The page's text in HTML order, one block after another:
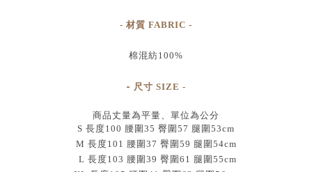
- 材質 FABRIC -
棉混紡100%
- 尺寸 SIZE -
商品丈量為平量、單位為公分
S 長度100 腰圍35 臀圍57 腿圍53cm
M 長度101 腰圍37 臀圍59 腿圍54cm
L 長度103 腰圍39 臀圍61 腿圍55cm